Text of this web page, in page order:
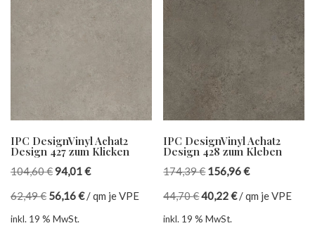
IPC DesignVinyl Achat2
Design 427 zum Klicken
104,60€94,01€
62,49€ 56,16€/qm je VPE
inkl. 19 % MwSt.
IPC DesignVinyl Achat2
Design 428 zum Kleben
174,39€ 156,96€
44,70€40,22€/qm je VPE
inkl. 19 % MwSt.